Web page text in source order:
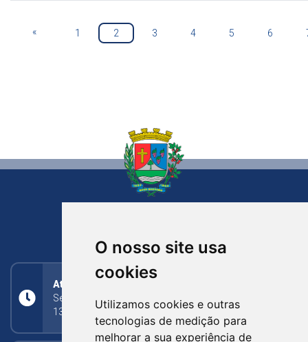
O nosso site usa
cookies
Utilizamos cookies e outras
tecnologias de medição para
melhorar a sua experiência de
« 1 2 3 4 5 6
Atendimento
Segunda a Sexta: 8h às 11h30min (manhã);
13h30min às 17h (tarde)